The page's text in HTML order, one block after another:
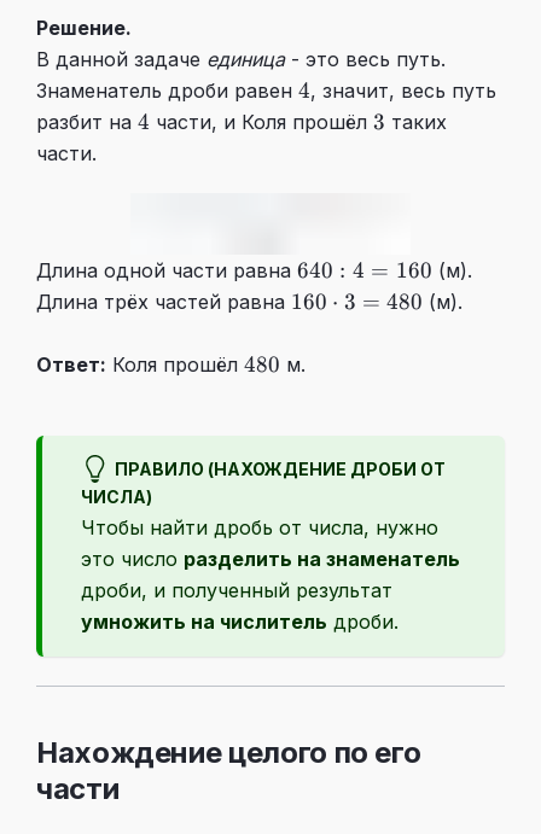
Решение.
В данной задаче единица- это весь путь.
Знаменатель дроби равен 4
4, значит, весь путь
разбит на 4
4 части, и Коля прошёл 3
3 таких
части.
Длина одной части равна 640:4=160
640 : 4 = 160 (м).
Длина трёх частей равна 160
3
160 ⋅ 3 = 480 (м).
Ответ: Коля прошёл 480
480 м.
ПРАВИЛО (НАХОЖДЕНИЕ ДРОБИ ОТ
ЧИСЛА)
Чтобы найти дробь от числа, нужно
это число разделить на знаменатель
дроби, и полученный результат
умножить на числитель дроби.
Нахождение целого по его
части